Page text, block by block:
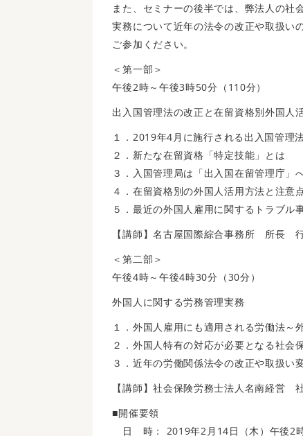
また、セミナーの後半では、弊法人の社
実務について近年の法令の改正や取扱い
ご参加ください。
＜第一部＞
午後2時～午後3時50分（110分）
出入国管理法の改正と在留資格別外国人
１．2019年4月に施行される出入国管理
２．新たな在留資格「特定技能」とは
３．入国管理局は「出入国在留管理庁」
４．在留資格別の外国人活用方法と注意
５．最近の外国人雇用に関するトラブル
【講師】名古屋国際綜合事務所 所長
＜第二部＞
午後4時～午後4時30分（30分）
外国人に関する労務管理実務
１．外国人雇用にも適用される労働法～
２．外国人特有の対応が必要となる社会
３．近年の労働関係法令の改正や取扱い
【講師】社会保険労務士法人名南経営
■開催要領
日 時： 2019年2月14日（木）午後2